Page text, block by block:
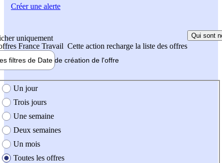
uniquement
France Travail Cette action recharge la liste des offres
Qui sont
filtres de Date de création de l'offre
création de l'offre
Un jour
Trois jours
Une semaine
Deux semaines
Un mois
Toutes les offres
Créer une alerte